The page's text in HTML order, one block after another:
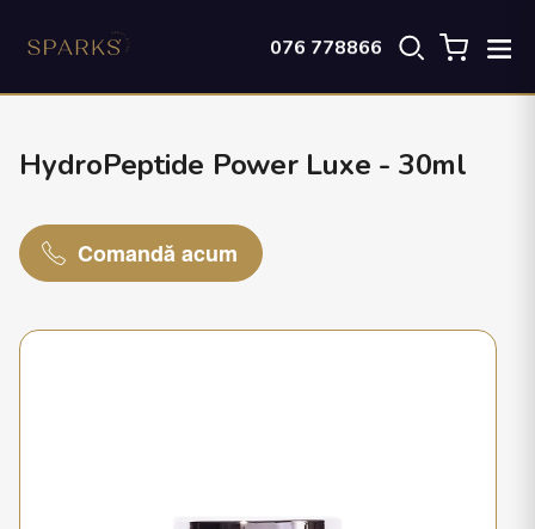
076 778866
HydroPeptide Power Luxe - 30ml
Comandă acum